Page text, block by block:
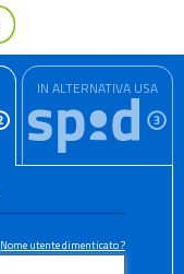
IN ALTERNATIVA USA
Nome utente dimenticato ?